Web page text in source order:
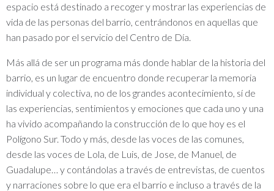
espacio está destinado a recoger y mostrar las experiencias de
vida de las personas del barrio, centrándonos en aquellas que
han pasado por el servicio del Centro de Día.
Más allá de ser un programa más donde hablar de la historia del
barrio, es un lugar de encuentro donde recuperar la memoria
individual y colectiva, no de los grandes acontecimiento, sí de
las experiencias, sentimientos y emociones que cada uno y una
ha vivido acompañando la construcción de lo que hoy es el
Polígono Sur. Todo y más, desde las voces de las comunes,
desde las voces de Lola, de Luis, de Jose, de Manuel, de
Guadalupe… y contándolas a través de entrevistas, de cuentos
y narraciones sobre lo que era el barrio e incluso a través de la